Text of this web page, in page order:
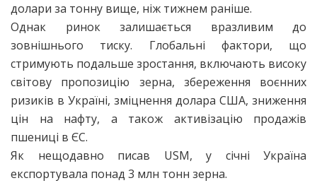
долари за тонну вище, ніж тижнем раніше.
Однак ринок залишається вразливим до
зовнішнього тиску. Глобальні фактори, що
стримують подальше зростання, включають високу
світову пропозицію зерна, збереження воєнних
ризиків в Україні, зміцнення долара США, зниження
цін на нафту, а також активізацію продажів
пшениці в ЄС.
Як нещодавно писав USM, у січні Україна
експортувала понад 3 млн тонн зерна.